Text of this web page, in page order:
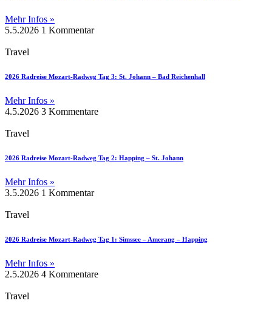
Mehr Infos »
5.5.2026 1 Kommentar
Travel
2026 Radreise Mozart-Radweg Tag 3: St. Johann – Bad Reichenhall
Mehr Infos »
4.5.2026 3 Kommentare
Travel
2026 Radreise Mozart-Radweg Tag 2: Happing – St. Johann
Mehr Infos »
3.5.2026 1 Kommentar
Travel
2026 Radreise Mozart-Radweg Tag 1: Simssee – Amerang – Happing
Mehr Infos »
2.5.2026 4 Kommentare
Travel